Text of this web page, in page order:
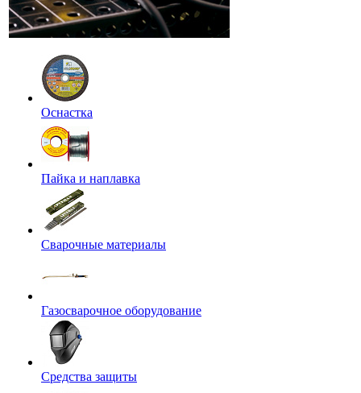
Оснастка
Пайка и наплавка
Сварочные материалы
Газосварочное оборудование
Средства защиты